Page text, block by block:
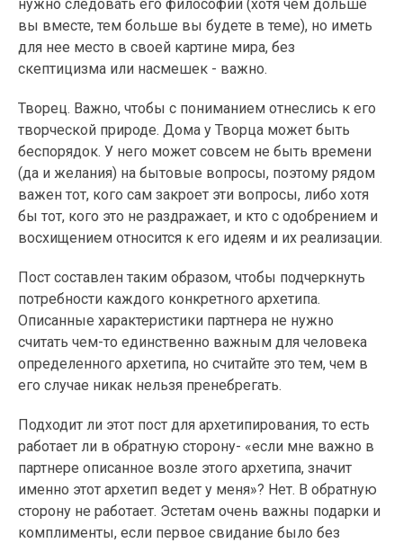
нужно следовать его философии (хотя чем дольше
вы вместе, тем больше вы будете в теме), но иметь
для нее место в своей картине мира, без
скептицизма или насмешек - важно.
Творец. Важно, чтобы с пониманием отнеслись к его
творческой природе. Дома у Творца может быть
беспорядок. У него может совсем не быть времени
(да и желания) на бытовые вопросы, поэтому рядом
важен тот, кого сам закроет эти вопросы, либо хотя
бы тот, кого это не раздражает, и кто с одобрением и
восхищением относится к его идеям и их реализации.
Пост составлен таким образом, чтобы подчеркнуть
потребности каждого конкретного архетипа.
Описанные характеристики партнера не нужно
считать чем-то единственно важным для человека
определенного архетипа, но считайте это тем, чем в
его случае никак нельзя пренебрегать.
Подходит ли этот пост для архетипирования, то есть
работает ли в обратную сторону- «если мне важно в
партнере описанное возле этого архетипа, значит
именно этот архетип ведет у меня»? Нет. В обратную
сторону не работает. Эстетам очень важны подарки и
комплименты, если первое свидание было без